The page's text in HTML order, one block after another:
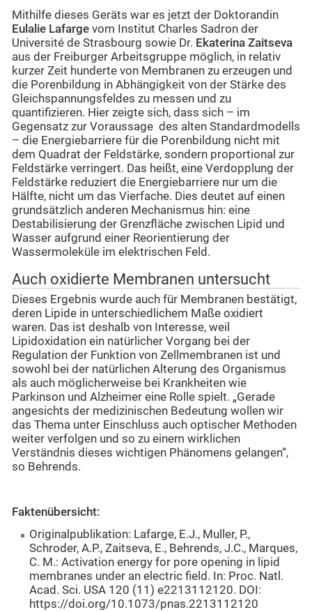
Mithilfe dieses Geräts war es jetzt der Doktorandin
Eulalie Lafarge vom Institut Charles Sadron der
Université de Strasbourg sowie Dr. Ekaterina Zaitseva
aus der Freiburger Arbeitsgruppe möglich, in relativ
kurzer Zeit hunderte von Membranen zu erzeugen und
die Porenbildung in Abhängigkeit von der Stärke des
Gleichspannungsfeldes zu messen und zu
quantifizieren. Hier zeigte sich, dass sich – im
Gegensatz zur Voraussage des alten Standardmodells
– die Energiebarriere für die Porenbildung nicht mit
dem Quadrat der Feldstärke, sondern proportional zur
Feldstärke verringert. Das heißt, eine Verdopplung der
Feldstärke reduziert die Energiebarriere nur um die
Hälfte, nicht um das Vierfache. Dies deutet auf einen
grundsätzlich anderen Mechanismus hin: eine
Destabilisierung der Grenzfläche zwischen Lipid und
Wasser aufgrund einer Reorientierung der
Wassermoleküle im elektrischen Feld.
Auch oxidierte Membranen untersucht
Dieses Ergebnis wurde auch für Membranen bestätigt,
deren Lipide in unterschiedlichem Maße oxidiert
waren. Das ist deshalb von Interesse, weil
Lipidoxidation ein natürlicher Vorgang bei der
Regulation der Funktion von Zellmembranen ist und
sowohl bei der natürlichen Alterung des Organismus
als auch möglicherweise bei Krankheiten wie
Parkinson und Alzheimer eine Rolle spielt. „Gerade
angesichts der medizinischen Bedeutung wollen wir
das Thema unter Einschluss auch optischer Methoden
weiter verfolgen und so zu einem wirklichen
Verständnis dieses wichtigen Phänomens gelangen“,
so Behrends.
Faktenübersicht:
Originalpublikation: Lafarge, E.J., Muller, P.,
Schroder, A.P., Zaitseva, E., Behrends, J.C., Marques,
C. M.: Activation energy for pore opening in lipid
membranes under an electric field. In: Proc. Natl.
Acad. Sci. USA 120 (11) e2213112120. DOI:
https://doi.org/10.1073/pnas.2213112120